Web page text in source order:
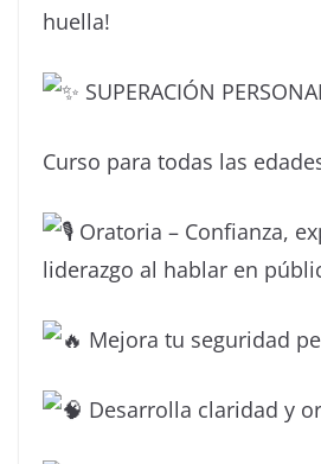
huella!
SUPERACIÓN
Curso para todas las
Oratoria – Confianza,
liderazgo al hablar en
Mejora tu seguridad
Desarrolla claridad y